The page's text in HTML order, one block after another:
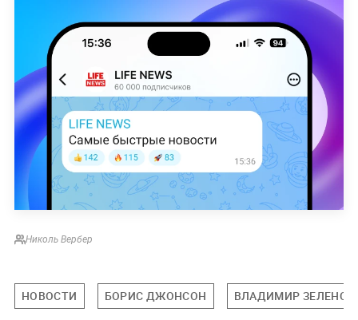
Николь Вербер
НОВОСТИ БОРИС ДЖОНСОН ВЛАДИМИР